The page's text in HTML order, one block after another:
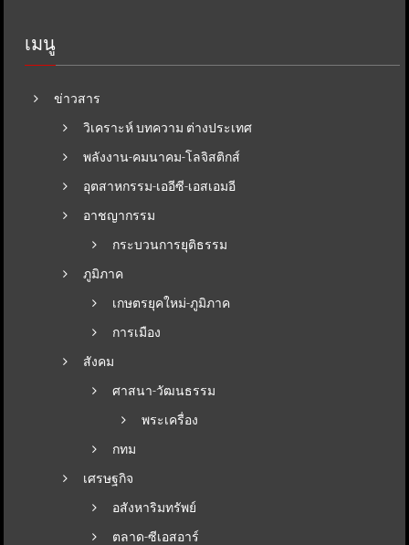
เมนู
ข่าวสาร
วิเคราะห์ บทความ ต่างประเทศ
พลังงาน-คมนาคม-โลจิสติกส์
อุตสาหกรรม-เออีซี-เอสเอมอี
อาชญากรรม
กระบวนการยุติธรรม
ภูมิภาค
เกษตรยุคใหม่-ภูมิภาค
การเมือง
สังคม
ศาสนา-วัฒนธรรม
พระเครื่อง
กทม
เศรษฐกิจ
อสังหาริมทรัพย์
ตลาด-ซีเอสอาร์